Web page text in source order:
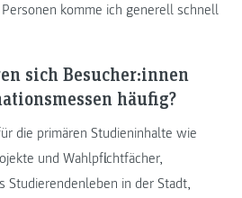
komme ich generell schnell
sich Besucher:innen
häufig?
die primären Studieninhalte wie
und Wahlpflichtfächer,
Studierendenleben in der Stadt,